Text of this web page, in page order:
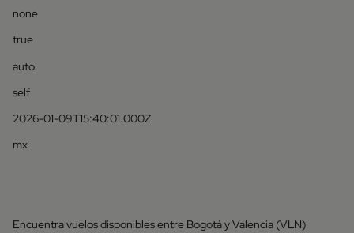
none
true
auto
self
2026-01-09T15:40:01.000Z
mx
Encuentra vuelos disponibles entre Bogotá y Valencia (VLN)